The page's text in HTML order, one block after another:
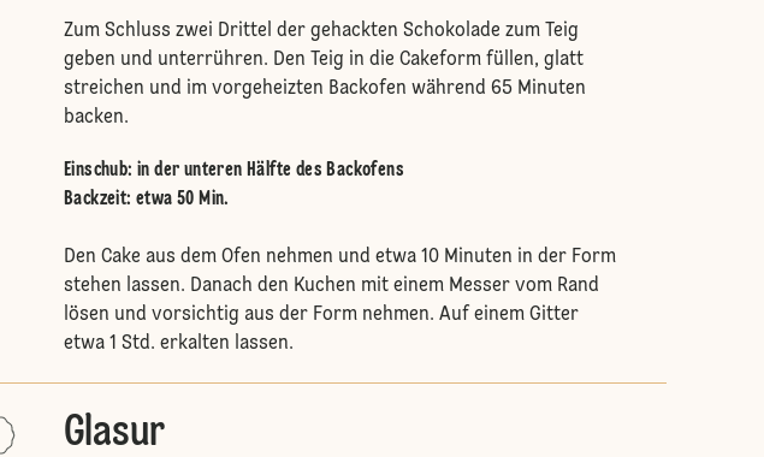
Zum Schluss zwei Drittel der gehackten Schokolade zum Teig
geben und unterrühren. Den Teig in die Cakeform füllen, glatt
streichen und im vorgeheizten Backofen während 65 Minuten
backen.
Einschub:in der unteren Hälfte des Backofens
Backzeit: etwa 50 Min.
Den Cake aus dem Ofen nehmen und etwa 10 Minuten in der Form
stehen lassen. Danach den Kuchen mit einem Messer vom Rand
lösen und vorsichtig aus der Form nehmen. Auf einem Gitter
etwa 1 Std. erkalten lassen.
Glasur